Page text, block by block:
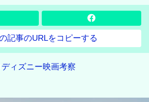
記事のURLをコピーする
ディズニー映画考察